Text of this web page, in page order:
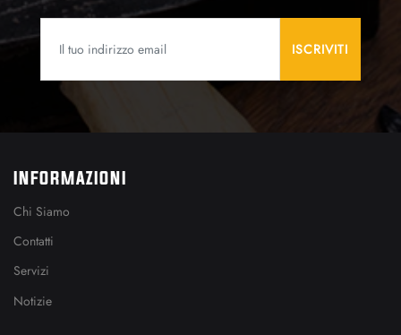
INFORMAZIONI
Chi Siamo
Contatti
Servizi
Notizie